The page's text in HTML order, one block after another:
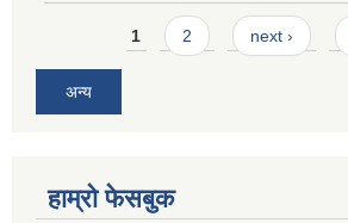
Pages1 2 next ›
अन्य
हाम्रो फेसबुक